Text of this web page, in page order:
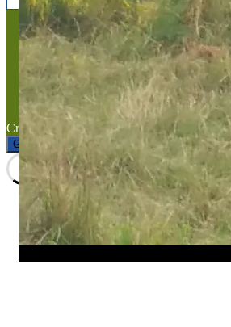
Mentions légales
Mentions légales
Titre du texte
Texte d'essai
Created with the WP Theme Airin Blog
Gérer le consentement